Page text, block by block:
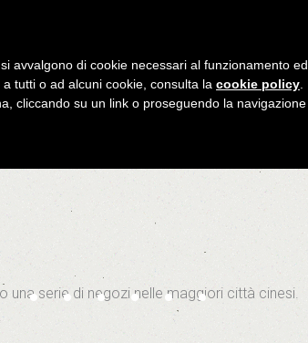
serie di negozi nelle maggiori città cinesi.
avvalgono di cookie necessari al funzionamento
tutti o ad alcuni cookie, consulta la cookie policy
cliccando su un link o proseguendo la